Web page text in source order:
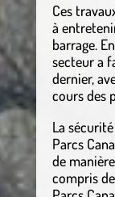
Ces
à
barrage.
secteur a
dernier,
cours des
La
Parcs
de
compris